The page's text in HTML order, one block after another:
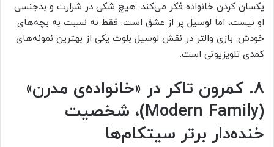
یکسان کردن خانواده فکر می‌کند. هیچ شکی در شرارت و بدجنسی
او نیست، اما لوسیل پر از عشق است. فقط نه نسبت به بچه‌های
خودش. بازی والتر در نقش لوسیل بلوث یکی از بهترین نمونه‌های
کمدی تلویزیونی است.
۸. کمرون تاکر در «خانواده‌ی مدرن»
(Modern Family)، شخصیت
خنده‌دار برتر سیتکام‌ها